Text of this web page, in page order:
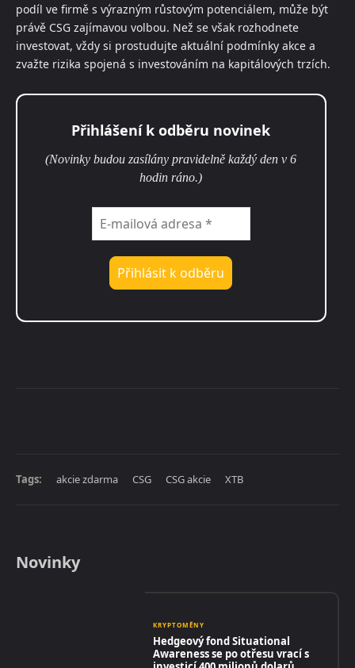
podíl ve firmě s výrazným růstovým potenciálem, může být
právě CSG zajímavou volbou. Než se však rozhodnete
investovat, vždy si prostudujte aktuální podmínky akce a
zvažte rizika spojená s investováním na kapitálových trzích.
Přihlášení k odběru novinek
(Novinky budou zasílány pravidelně každý den v 6
hodin ráno.)
Tags: akcie zdarma CSG CSG akcie XTB
Novinky
KRYPTOMĚNY
Hedgeový fond Situational
Awareness se po otřesu vrací s